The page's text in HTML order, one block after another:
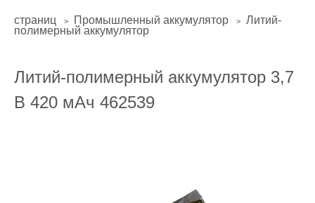
страниц > Промышленный аккумулятор >
Литий-
полимерный аккумулятор
Литий-полимерный аккумулятор 3,7
В 420 мАч 462539